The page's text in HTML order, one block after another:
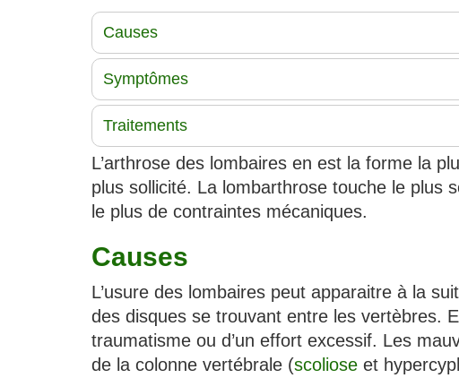
Causes
Symptômes
Traitements
L’arthrose des lombaires en est la forme la
plus sollicité. La lombarthrose touche le plus
le plus de contraintes mécaniques.
Causes
L’usure des lombaires peut apparaitre à la
des disques se trouvant entre les vertèbres.
traumatisme ou d’un effort excessif. Les
de la colonne vertébrale (scoliose et